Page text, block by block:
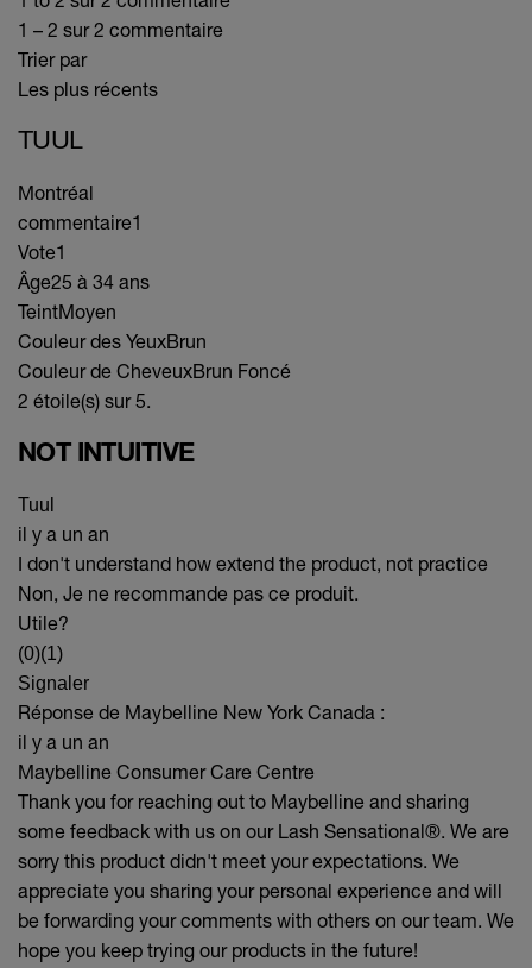
1 – 2 sur 2 commentaire
Trier par
Les plus récents
TUUL
Montréal
commentaire1
Vote1
Âge25 à 34 ans
TeintMoyen
Couleur des YeuxBrun
Couleur de CheveuxBrun Foncé
2 étoile(s) sur 5.
NOT INTUITIVE
Tuul
il y a un an
I don't understand how extend the product, not practice
Non, Je ne recommande pas ce produit.
Utile?
(0)(1)
Signaler
Réponse de Maybelline New York Canada :
il y a un an
Maybelline Consumer Care Centre
Thank you for reaching out to Maybelline and sharing
some feedback with us on our Lash Sensational®. We are
sorry this product didn't meet your expectations. We
appreciate you sharing your personal experience and will
be forwarding your comments with others on our team. We
hope you keep trying our products in the future!